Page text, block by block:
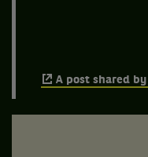
A post shared